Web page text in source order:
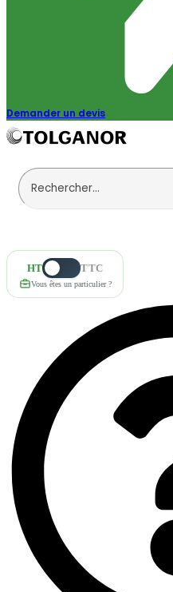
Demander un devis
HT TTC
Vous êtes un particulier ?